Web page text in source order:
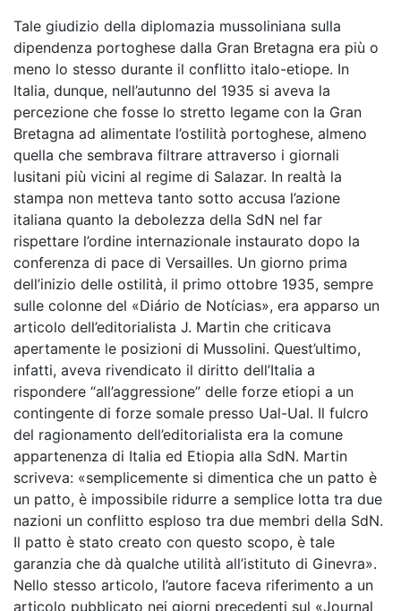
Tale giudizio della diplomazia mussoliniana sulla
dipendenza portoghese dalla Gran Bretagna era più o
meno lo stesso durante il conflitto italo-etiope. In
Italia, dunque, nell’autunno del 1935 si aveva la
percezione che fosse lo stretto legame con la Gran
Bretagna ad alimentate l’ostilità portoghese, almeno
quella che sembrava filtrare attraverso i giornali
lusitani più vicini al regime di Salazar. In realtà la
stampa non metteva tanto sotto accusa l’azione
italiana quanto la debolezza della SdN nel far
rispettare l’ordine internazionale instaurato dopo la
conferenza di pace di Versailles. Un giorno prima
dell’inizio delle ostilità, il primo ottobre 1935, sempre
sulle colonne del «Diário de Notícias», era apparso un
articolo dell’editorialista J. Martin che criticava
apertamente le posizioni di Mussolini. Quest’ultimo,
infatti, aveva rivendicato il diritto dell’Italia a
rispondere “all’aggressione” delle forze etiopi a un
contingente di forze somale presso Ual-Ual. Il fulcro
del ragionamento dell’editorialista era la comune
appartenenza di Italia ed Etiopia alla SdN. Martin
scriveva: «semplicemente si dimentica che un patto è
un patto, è impossibile ridurre a semplice lotta tra due
nazioni un conflitto esploso tra due membri della SdN.
Il patto è stato creato con questo scopo, è tale
garanzia che dà qualche utilità all’istituto di Ginevra».
Nello stesso articolo, l’autore faceva riferimento a un
articolo pubblicato nei giorni precedenti sul «Journal